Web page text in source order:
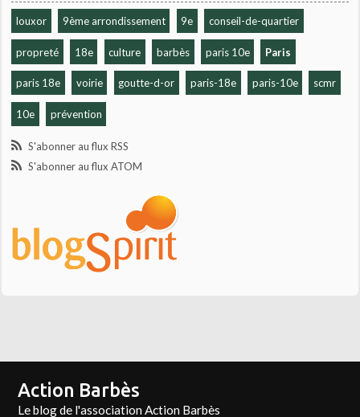
louxor 9ème arrondissement 9e conseil-de-quartier
propreté 18e culture barbès paris 10e Paris
paris 18e voirie goutte-d-or paris-18e paris-10e scmr
10e prévention
S'abonner au flux RSS
S'abonner au flux ATOM
Action Barbès
Le blog de l'association Action Barbès